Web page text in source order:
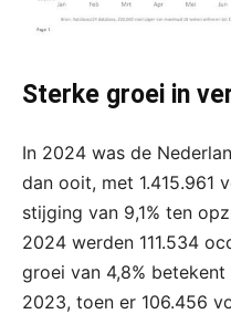
Sterke groei in
In 2024 was de
dan ooit, met 1.415.961
stijging van 9,1% ten
2024 werden 111.534
groei van 4,8%
2023, toen er 106.456